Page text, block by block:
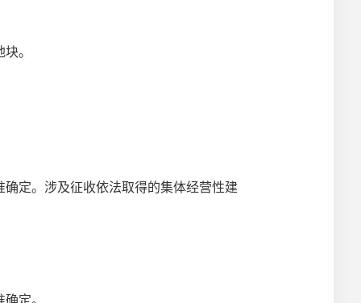
。
定。涉及征收依法取得的集体经营性建
定。